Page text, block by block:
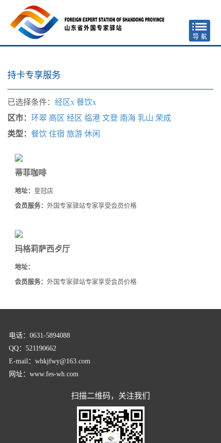
持卡专享服务
已选择条件： 经区x 餐饮x
区市： 环翠 高区 经区 临港 文登 南海 乳山 荣成
类型： 餐饮 住宿 旅游 休闲
蒂菲咖啡
地址： 皇冠店
会员服务： 外国专家驿站专家享受会员价格
玛格莉萨西歺厅
地址：
会员服务： 外国专家驿站专家享受会员价格
电话：0631-5894088
QQ：521190662
E-mail：whkjfwy@163.com
网址：www.fes-wh.com
扫描二维码，关注我们